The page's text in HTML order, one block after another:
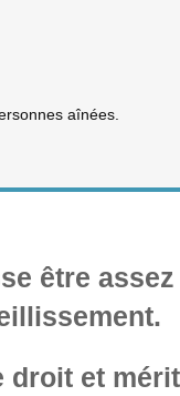
aînées.
être
droit et